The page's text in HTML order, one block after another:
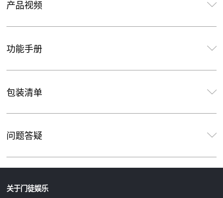
产品视频
功能手册
包装清单
问题答疑
关于门徒娱乐